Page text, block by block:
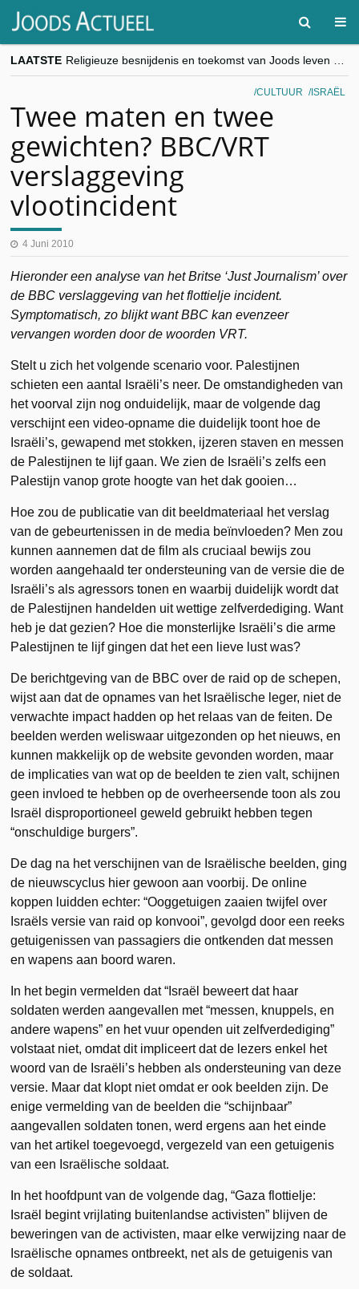
LAATSTE
“Besnijdenisdebat toont hoe moeilijk seculiere Westen minderheden begrijpt”, Jinnih Beels (Vooruit)
CITYTRIP | ROEMENIË – Boekarest: de verrassing van Oost-Europa
CULTUUR ISRAËL
Twee maten en twee
gewichten? BBC/VRT
verslaggeving
vlootincident
4 Juni 2010
Hieronder een analyse van het Britse ‘Just Journalism’ over
de BBC verslaggeving van het flottielje incident.
Symptomatisch, zo blijkt want BBC kan evenzeer
vervangen worden door de woorden VRT.
Stelt u zich het volgende scenario voor. Palestijnen
schieten een aantal Israëli’s neer. De omstandigheden van
het voorval zijn nog onduidelijk, maar de volgende dag
verschijnt een video-opname die duidelijk toont hoe de
Israëli’s, gewapend met stokken, ijzeren staven en messen
de Palestijnen te lijf gaan. We zien de Israëli’s zelfs een
Palestijn vanop grote hoogte van het dak gooien…
Hoe zou de publicatie van dit beeldmateriaal het verslag
van de gebeurtenissen in de media beïnvloeden? Men zou
kunnen aannemen dat de film als cruciaal bewijs zou
worden aangehaald ter ondersteuning van de versie die de
Israëli’s als agressors tonen en waarbij duidelijk wordt dat
de Palestijnen handelden uit wettige zelfverdediging. Want
heb je dat gezien? Hoe die monsterlijke Israëli’s die arme
Palestijnen te lijf gingen dat het een lieve lust was?
De berichtgeving van de BBC over de raid op de schepen,
wijst aan dat de opnames van het Israëlische leger, niet de
verwachte impact hadden op het relaas van de feiten. De
beelden werden weliswaar uitgezonden op het nieuws, en
kunnen makkelijk op de website gevonden worden, maar
de implicaties van wat op de beelden te zien valt, schijnen
geen invloed te hebben op de overheersende toon als zou
Israël disproportioneel geweld gebruikt hebben tegen
“onschuldige burgers”.
De dag na het verschijnen van de Israëlische beelden, ging
de nieuwscyclus hier gewoon aan voorbij. De online
koppen luidden echter: “Ooggetuigen zaaien twijfel over
Israëls versie van raid op konvooi”, gevolgd door een reeks
getuigenissen van passagiers die ontkenden dat messen
en wapens aan boord waren.
In het begin vermelden dat “Israël beweert dat haar
soldaten werden aangevallen met “messen, knuppels, en
andere wapens” en het vuur openden uit zelfverdediging”
volstaat niet, omdat dit impliceert dat de lezers enkel het
woord van de Israëli’s hebben als ondersteuning van deze
versie. Maar dat klopt niet omdat er ook beelden zijn. De
enige vermelding van de beelden die “schijnbaar”
aangevallen soldaten tonen, werd ergens aan het einde
van het artikel toegevoegd, vergezeld van een getuigenis
van een Israëlische soldaat.
In het hoofdpunt van de volgende dag, “Gaza flottielje:
Israël begint vrijlating buitenlandse activisten” blijven de
beweringen van de activisten, maar elke verwijzing naar de
Israëlische opnames ontbreekt, net als de getuigenis van
de soldaat.